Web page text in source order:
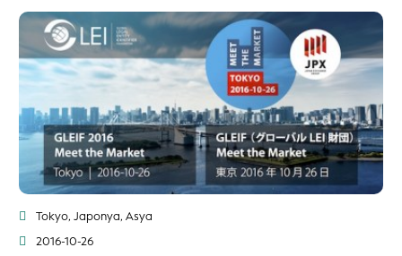
Tokyo, Japonya, Asya
2016-10-26